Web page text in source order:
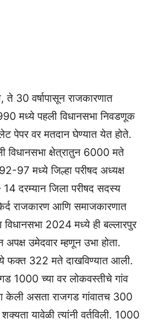
ते 30 वर्षापासून राजकारणात
मध्ये पहली विधानसभा निवडणूक
पेपर वर मतदान घेण्यात येत होते.
विधानसभा क्षेत्रातुन 6000 मते
97 मध्ये जिल्हा परीषद अध्यक्ष
दरम्यान जिला परीषद सदस्य
राजकारण आणि समाजकारणात
2024 मध्ये ही बल्लारपुर
उमेदवार म्हणून उभा होता.
फक्त 322 मते दाखविण्यात आली.
1000 च्या वर लोकवस्तीचे गांव
केली असता राजगड गांवातच 300
यावेळी त्यांनी वर्तविली. 1000